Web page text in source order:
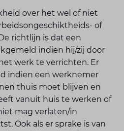
over het wel of niet
of
richtlijn is dat een
indien hij/zij door
werk te verrichten. Er
indien een werknemer
thuis moet blijven en
vanuit huis te werken of
mag verlaten/in
Ook als er sprake is van